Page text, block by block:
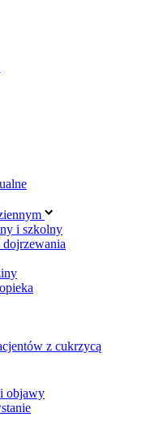
i szkolny
dojrzewania
z cukrzycą
objawy